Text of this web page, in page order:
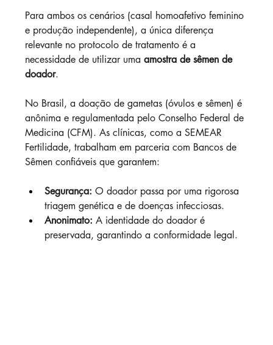
Para ambos os cenários (casal homoafetivo feminino
e produção independente), a única diferença
relevante no protocolo de tratamento é a
necessidade de utilizar uma amostra de sêmen de
doador.
No Brasil, a doação de gametas (óvulos e sêmen) é
anônima e regulamentada pelo Conselho Federal de
Medicina (CFM). As clínicas, como a SEMEAR
Fertilidade, trabalham em parceria com Bancos de
Sêmen confiáveis que garantem:
Segurança: O doador passa por uma rigorosa
triagem genética e de doenças infecciosas.
Anonimato: A identidade do doador é
preservada, garantindo a conformidade legal.